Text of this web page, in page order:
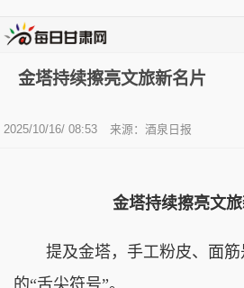
金塔持续擦亮文旅新名片
2025/10/16/ 08:53 来源：酒泉日报
金塔持续擦亮文
提及金塔，手工粉皮、面筋
的“舌尖符号”。